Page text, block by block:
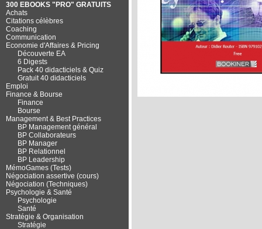
300 EBOOKS "PRO" GRATUITS
Achats
Citations célèbres
Coaching
Communication
Economie d'Affaires & Pricing
Découverte EA
6 Digests
Pack 40 didacticiels & Quiz
Gratuit 40 didacticiels
Emploi
Finance & Bourse
Finance
Bourse
Management & Best Practices
BP Management général
BP Collaborateurs
BP Manager
BP Relationnel
BP Leadership
MémoGames (Tests)
Négociation assertive (cours)
Négociation (Techniques)
Psychologie & Santé
Psychologie
Santé
Stratégie & Organisation
Stratégie